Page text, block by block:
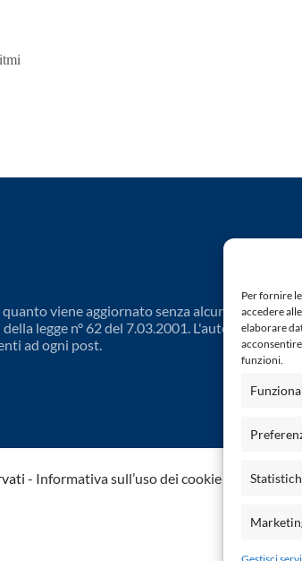
Per fornire
accedere
elaborare
funzioni.
viene aggiornato senza alcuna
legge n° 62 del 7.03.2001. L'autore non è
ad ogni post.
- Informativa sull’uso dei cookie